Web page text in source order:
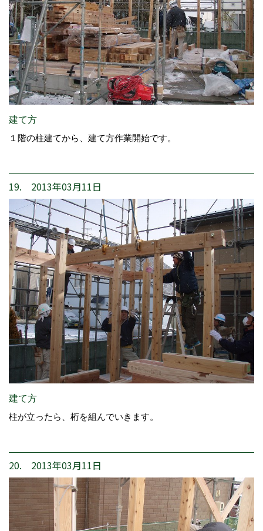
建て方
１階の柱建てから、建て方作業開始です。
19. 2013年03月11日
建て方
柱が立ったら、桁を組んでいきます。
20. 2013年03月11日